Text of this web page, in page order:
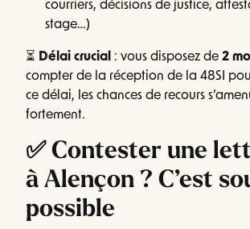
courriers, décisions de justice,
stage…)
⏳ Délai crucial : vous disposez de 2
compter de la réception de la 48SI
ce délai, les chances de recours
fortement.
✅ Contester une
à Alençon ? C’est
possible